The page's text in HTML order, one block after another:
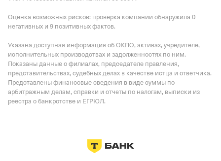
Оценка возможных рисков: проверка компании обнаружила 0
негативных и 9 позитивных фактов.
Указана доступная информация об ОКПО, активах, учредителе,
исполнительных производствах и задолженностях по ним.
Показаны данные о филиалах, председателе правления,
представительствах, судебных делах в качестве истца и ответчика.
Представлены финансовые сведения в виде суммы по
арбитражным делам, справки и отчеты по налогам, выписки из
реестра о банкротстве и ЕГРЮЛ.